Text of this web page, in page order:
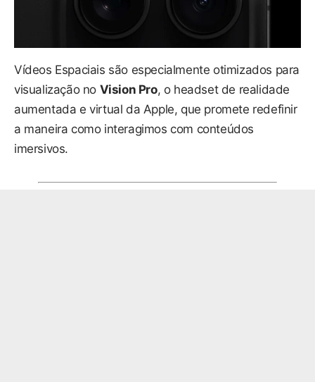
Vídeos Espaciais são especialmente otimizados para
visualização no Vision Pro, o headset de realidade
aumentada e virtual da Apple, que promete redefinir
a maneira como interagimos com conteúdos
imersivos.